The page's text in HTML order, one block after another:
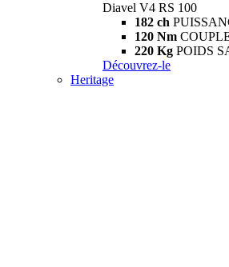
Diavel V4 RS 100
182 ch
120 Nm
220 Kg POIDS
Découvrez-le
Heritage